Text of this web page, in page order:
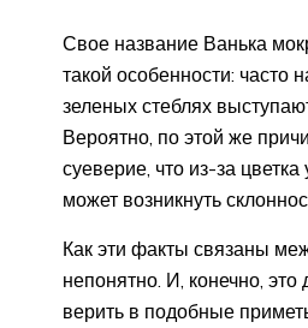
Свое название Ванька
такой особенности: часто
зеленых стеблях
Вероятно, по этой же
суеверие, что из-за
может возникнуть
Как эти факты связаны
непонятно. И, конечно, это
верить в подобные